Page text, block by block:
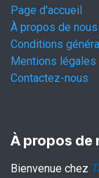
Page d'accueil
À propos de nous
Conditions
Mentions légales
Contactez-nous
À propos de
Bienvenue chez